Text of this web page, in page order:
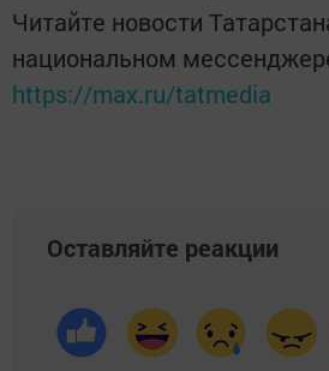
Читайте новости
национальном
https://max.ru/tatmedia
Оставляйте реакции